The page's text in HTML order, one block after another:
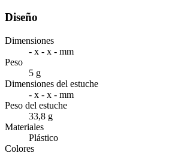
Diseño
Dimensiones
- x - x - mm
Peso
5 g
Dimensiones del estuche
- x - x - mm
Peso del estuche
33,8 g
Materiales
Plástico
Colores